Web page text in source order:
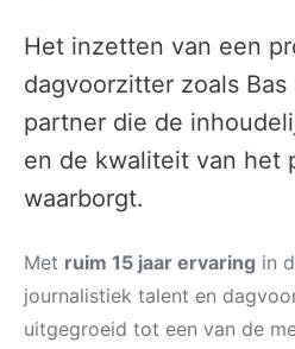
Het inzetten van een
dagvoorzitter zoals
partner die de
en de kwaliteit van het
waarborgt.
Met ruim 15 jaar ervaring in
journalistiek talent en
uitgegroeid tot een van de